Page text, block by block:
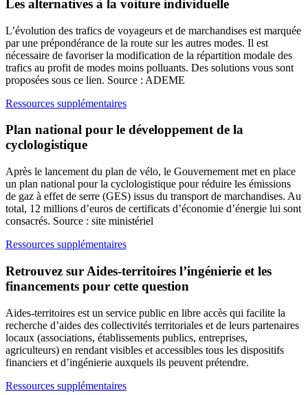
Les alternatives à la voiture individuelle
L’évolution des trafics de voyageurs et de marchandises est marquée
par une prépondérance de la route sur les autres modes. Il est
nécessaire de favoriser la modification de la répartition modale des
trafics au profit de modes moins polluants. Des solutions vous sont
proposées sous ce lien. Source : ADEME
Ressources supplémentaires
Plan national pour le développement de la
cyclologistique
Après le lancement du plan de vélo, le Gouvernement met en place
un plan national pour la cyclologistique pour réduire les émissions
de gaz à effet de serre (GES) issus du transport de marchandises. Au
total, 12 millions d’euros de certificats d’économie d’énergie lui sont
consacrés. Source : site ministériel
Ressources supplémentaires
Retrouvez sur Aides-territoires l’ingénierie et les
financements pour cette question
Aides-territoires est un service public en libre accès qui facilite la
recherche d’aides des collectivités territoriales et de leurs partenaires
locaux (associations, établissements publics, entreprises,
agriculteurs) en rendant visibles et accessibles tous les dispositifs
financiers et d’ingénierie auxquels ils peuvent prétendre.
Ressources supplémentaires